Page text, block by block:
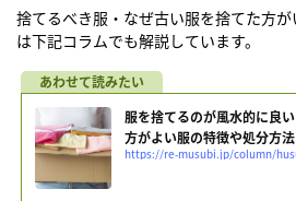
捨てるべき服・なぜ古い服を捨てた方
は下記コラムでも解説しています。
服を捨てるのが風水的に良
方がよい服の特徴や処分方
https://re-musubi.jp/column/